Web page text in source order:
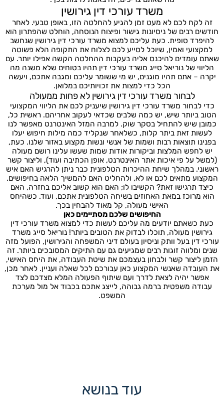
משרד עורכי דין גירושין
זה לקח לכם לא מעט זמן להגיע להחלטה הזו, באופן טבעי. לאחר
חודשים רבים של ניסיונות גישור ופיצוח הנוסחה, הוחלט שהפתרון הוא
להיפרד סופית. כעת עליכם למצוא משרד עורכי דין גירושין שנחשב
למקצועי ואמין, שיוכל לסייע לכם לצלוח את התקופה הלא פשוטה
שאתם עומדים להיכנס אליה בעקבות ההחלטה הקשה אפילו יותר. עם
הליווי של נוריאל סייג משרד עורכי דין תהיו בטוחים שלא משנה מה
יקרה – אתם תהיו מוגנים, יש מי ששומר עליכם ומגבה אתכם, ויעשה
הכל כדי למצות את זכויותיכם במלואן.
לבחור משרד עורכי דין גירושין לא פחות ממעולה
כדי לבחור משרד עורכי דין גירושין שיעניק לכם את הליווי המקצועי
הטוב ביותר שיש, יש כמה שלבים שכדאי לעקוב אחריהם. ראשית כל,
כמובן שיש להתחיל בסקר שוק. למרבה המזל האינטרנט מאפשר לנו
לעשות זאת ביתר קלות, כשלאחר שנקליד כמה מילות חיפוש יעלו
בפנינו תוצאות רבות ושמות של אנשי ונשות מקצוע באזור שלנו. כעת,
יש לחפש המלצות וביקורות אודות שמות שעשו עלינו רושם מעולה
(למשל על פי איכות אתר האינטרנט, אופן הכתיבה ועוד), וליצור קשר
ראשוני. במהלך שיחת ההיכרות הטלפונית כבר ניתן להרגיש האם איש
המקצוע מתאים לכם או לא, ולהחליט האם להמשיך הלאה בחיפושים.
כיצד תרגישו זאת? הקשיבו לו; האם הוא קשוב אליכם בחזרה, האם
הוא מרוכז במאת האחוזים בשיחה הטלפונית אתכם, ועוד. כשהיחס
האישי מעולה, קל מאוד להבחין בכך.
החיפושים שלכם מסתיימים כאן
כעת כשאתם יודעים מה עליכם לעשות כדי למצוא משרד עורכי דין
גירושין מעולה, תוכלו לבדוק את הטובים ביותר! נוריאל סייג משרד
עורכי דין בעל וותק וניסיון בעולם דיני המשפחה והגירושין, הפועל מזה
שנים ומלווה זוגות רבים שמגיעים גם עם התיקים המסובכים ביותר. זה
הזמן ליצור קשר ולבחון בעצמכם את שיטת העבודה, את היחס האישי,
את העובדה שאנשי המקצוע כאן עבורכם לכל שאלה ועניין. לאחר מכן,
אפשר יהיה לצאת לדרך ועם שיתוף הפעולה המלא מצדכם לצד
עבודה משפטית ברמה גבוהה, לייצג אתכם בכבוד אל מול מערכת
המשפט.
עוד בנושא